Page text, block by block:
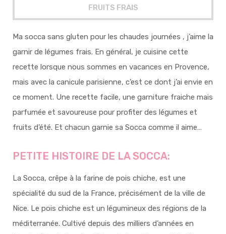
FRUITS FRAIS
Ma socca sans gluten pour les chaudes journées , j’aime la
garnir de légumes frais. En général, je cuisine cette
recette lorsque nous sommes en vacances en Provence,
mais avec la canicule parisienne, c’est ce dont j’ai envie en
ce moment. Une recette facile, une garniture fraiche mais
parfumée et savoureuse pour profiter des légumes et
fruits d’été. Et chacun garnie sa Socca comme il aime…
PETITE HISTOIRE DE LA SOCCA:
La Socca, crêpe à la farine de pois chiche, est une
spécialité du sud de la France, précisément de la ville de
Nice. Le pois chiche est un légumineux des régions de la
méditerranée. Cultivé depuis des milliers d’années en